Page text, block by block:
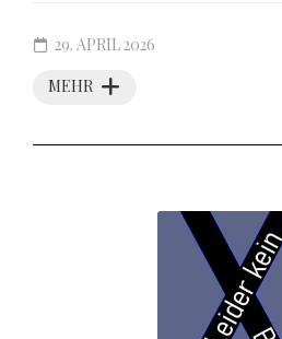
MEHR
29. APRIL 2026